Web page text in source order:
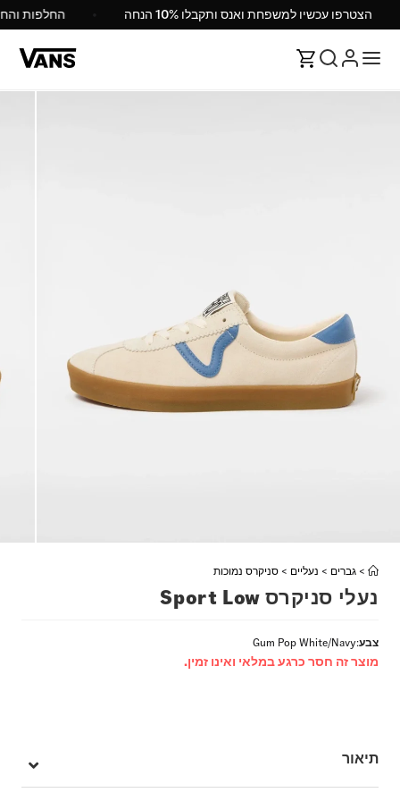
הצטרפו עכשיו למשפחת ואנס ותקבלו 10% הנחה החלפות
> גברים > נעליים > סניקרס נמוכות
נעלי סניקרס Sport Low
צבע:
Gum Pop White/Navy
מוצר זה חסר כרגע במלאי ואינו זמין.
תיאור